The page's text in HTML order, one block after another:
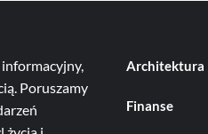
Poruszamy
Architektura
Finanse